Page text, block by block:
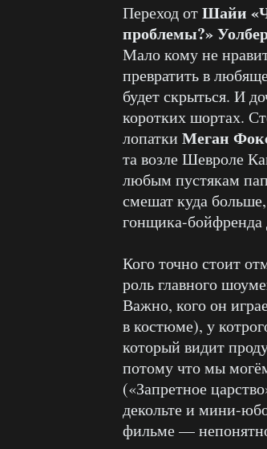
Переход отШайи
проблемы?»
Мало кому не
превратить в
будет скрыться. И
коротких шортах.
лопатки Меган
та возле Шевроле
любым пустякам
смешат куда
гонщика-бойфренда
Кого точно стоит
роль главного
Важно, кого он
в костюме), у
который видит
потому что мы
(«Запретное
декольте и мини-
фильме —